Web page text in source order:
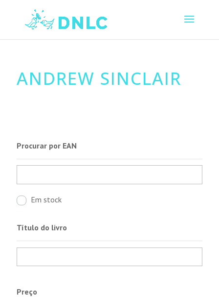
ANDREW SINCLAIR
Procurar por EAN
Em stock
Título do livro
Preço